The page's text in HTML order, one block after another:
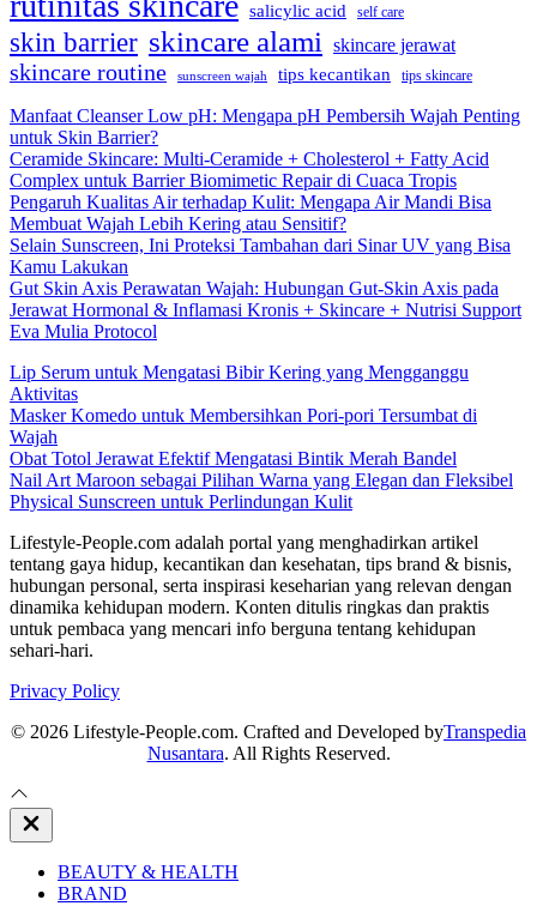
salicylic acid self care
skin barrier skincare alami skincare jerawat
skincare routine sunscreen wajah tips kecantikan tips skincare
Manfaat Cleanser Low pH: Mengapa pH Pembersih Wajah Penting
untuk Skin Barrier?
Ceramide Skincare: Multi-Ceramide + Cholesterol + Fatty Acid
Complex untuk Barrier Biomimetic Repair di Cuaca Tropis
Pengaruh Kualitas Air terhadap Kulit: Mengapa Air Mandi Bisa
Membuat Wajah Lebih Kering atau Sensitif?
Selain Sunscreen, Ini Proteksi Tambahan dari Sinar UV yang Bisa
Kamu Lakukan
Gut Skin Axis Perawatan Wajah: Hubungan Gut-Skin Axis pada
Jerawat Hormonal & Inflamasi Kronis + Skincare + Nutrisi Support
Eva Mulia Protocol
Lip Serum untuk Mengatasi Bibir Kering yang Mengganggu
Aktivitas
Masker Komedo untuk Membersihkan Pori-pori Tersumbat di
Wajah
Obat Totol Jerawat Efektif Mengatasi Bintik Merah Bandel
Nail Art Maroon sebagai Pilihan Warna yang Elegan dan Fleksibel
Physical Sunscreen untuk Perlindungan Kulit
Lifestyle-People.com adalah portal yang menghadirkan artikel
tentang gaya hidup, kecantikan dan kesehatan, tips brand & bisnis,
hubungan personal, serta inspirasi keseharian yang relevan dengan
dinamika kehidupan modern. Konten ditulis ringkas dan praktis
untuk pembaca yang mencari info berguna tentang kehidupan
sehari-hari.
Privacy Policy
© 2026 Lifestyle-People.com. Crafted and Developed byTranspedia
Nusantara. All Rights Reserved.
Close
Off
BEAUTY & HEALTH
BRAND